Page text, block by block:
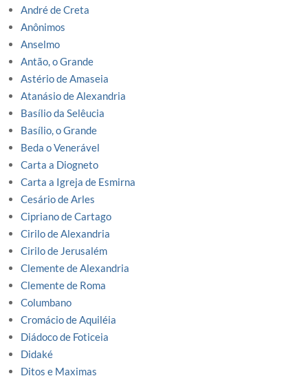
André de Creta
Anônimos
Anselmo
Antão, o Grande
Astério de Amaseia
Atanásio de Alexandria
Basílio da Selêucia
Basílio, o Grande
Beda o Venerável
Carta a Diogneto
Carta a Igreja de Esmirna
Cesário de Arles
Cipriano de Cartago
Cirilo de Alexandria
Cirilo de Jerusalém
Clemente de Alexandria
Clemente de Roma
Columbano
Cromácio de Aquiléia
Diádoco de Foticeia
Didaké
Ditos e Maximas